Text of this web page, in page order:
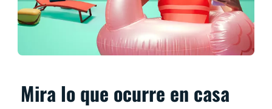
Mira lo que ocurre en casa